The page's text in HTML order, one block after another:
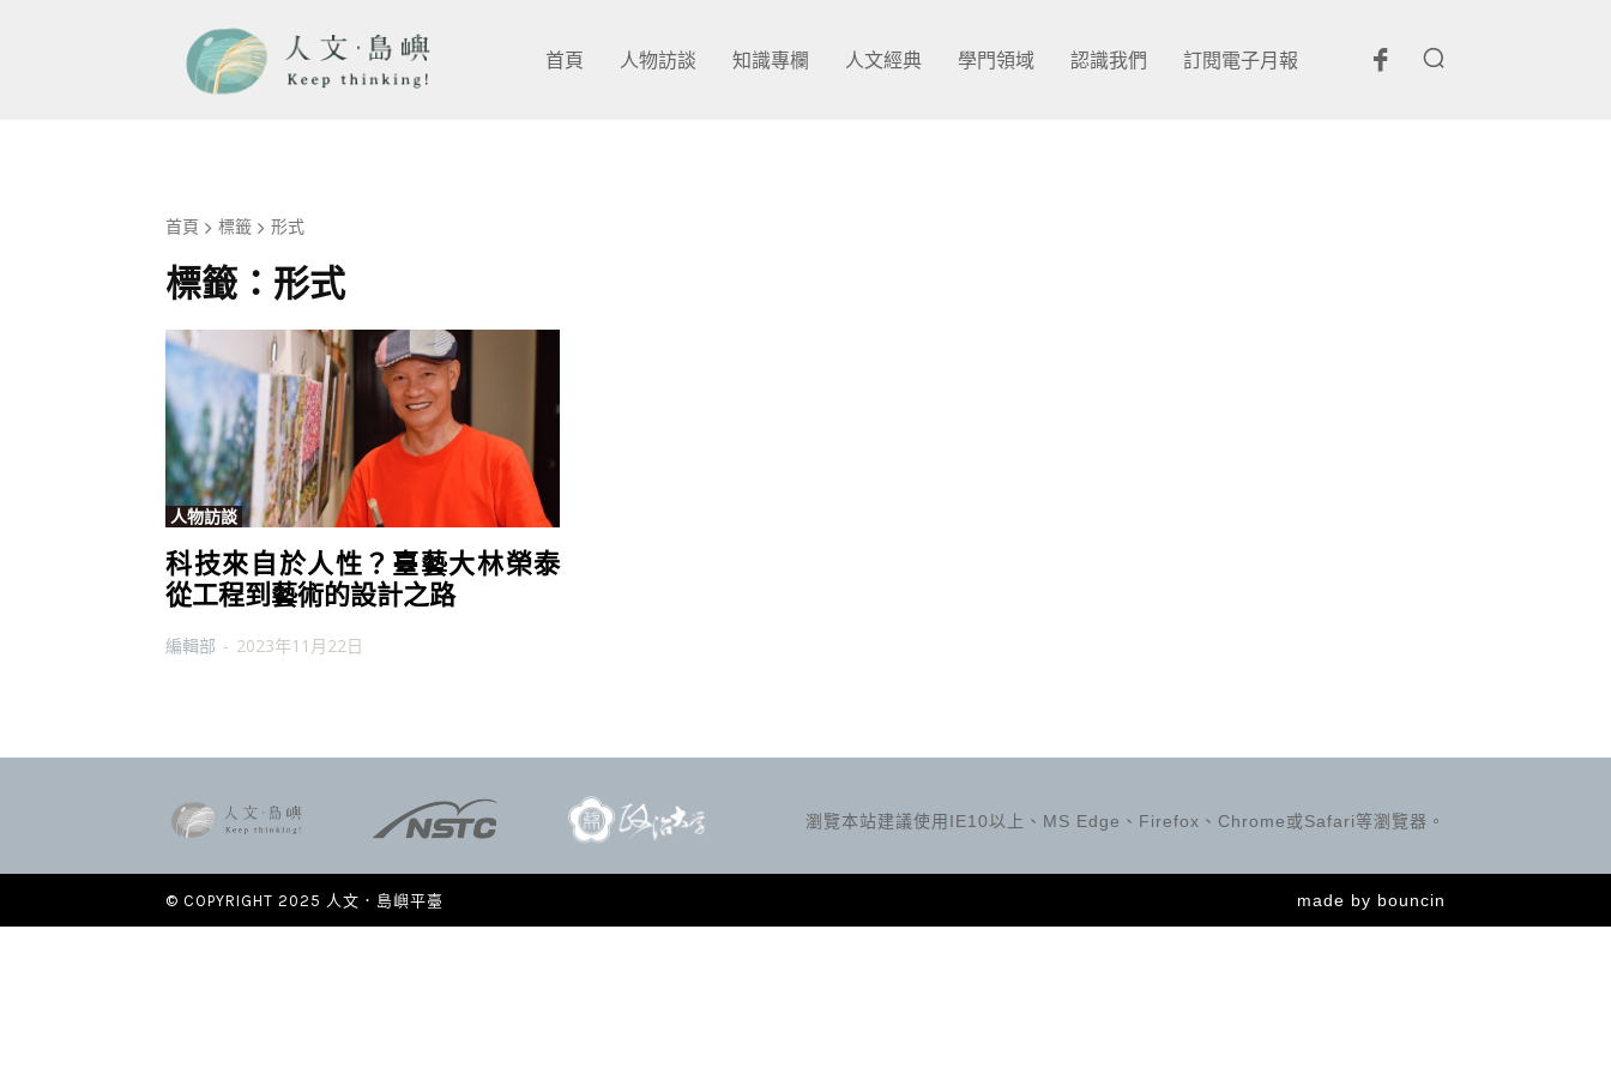
首頁 人物訪談 知識專欄 人文經典 學門領域 認識我們 訂閱電子月報
首頁 標籤 形式
標籤： 形式
人物訪談
科技來自於人性？臺藝大林榮泰
從工程到藝術的設計之路
編輯部 - 2023年11月22日
瀏覽本站建議使用IE10以上、MS Edge、Firefox、Chrome或Safari等瀏覽器。
© COPYRIGHT 2025 人文．島嶼平臺 made by bouncin